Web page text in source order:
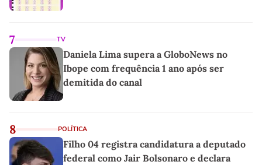
7 TV
Daniela Lima supera a GloboNews no
Ibope com frequência 1 ano após ser
demitida do canal
8 POLÍTICA
Filho 04 registra candidatura a deputado
federal como Jair Bolsonaro e declara